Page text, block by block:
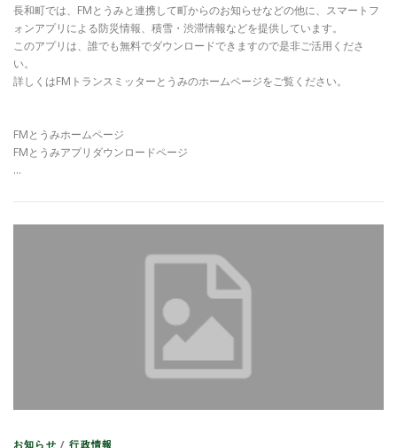
長和町では、FMとうみと連携して町からのお知らせなどの他に、スマートフ
ォンアプリによる防災情報、積雪・渋滞情報などを提供しています。
このアプリは、誰でも無料でダウンロードできますので是非ご活用くださ
い。
詳しくはFMトランスミッターとうみのホームページをご覧ください。
FMとうみホームページ
FMとうみアプリダウンロードページ
…
お知らせ /行政情報